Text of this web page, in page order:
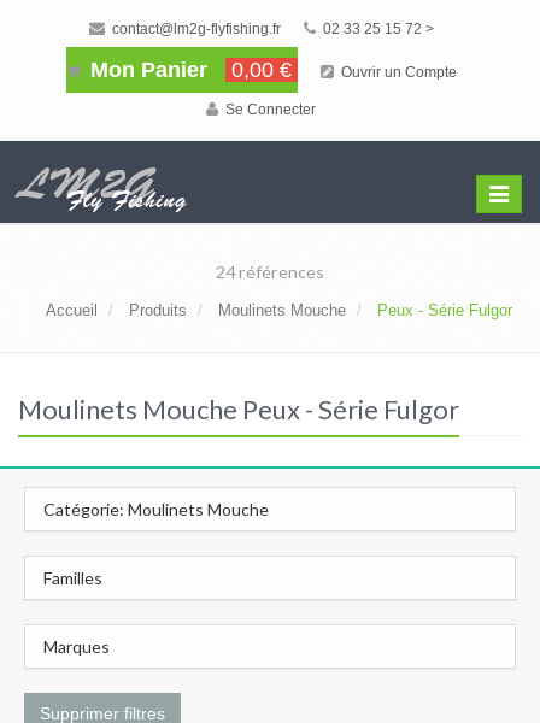
contact@lm2g-flyfishing.fr 02 33 25 15 72 >
Mon Panier 0,00 € Ouvrir un Compte
Se Connecter
Menu
24 références
Accueil Produits Moulinets Mouche Peux - Série Fulgor
Moulinets Mouche Peux - Série Fulgor
Catégorie: Moulinets Mouche
Familles
Marques
Supprimer filtres